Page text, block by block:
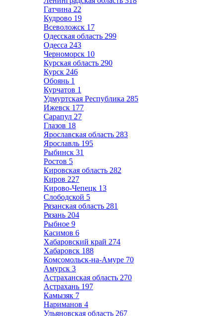
Гатчина 22
Кудрово 19
Всеволожск 17
Одесская область 299
Одесса 243
Черноморск 10
Курская область 290
Курск 246
Обоянь 1
Курчатов 1
Удмуртская Республика 285
Ижевск 177
Сарапул 27
Глазов 18
Ярославская область 283
Ярославль 195
Рыбинск 31
Ростов 5
Кировская область 282
Киров 227
Кирово-Чепецк 13
Слободской 5
Рязанская область 281
Рязань 204
Рыбное 9
Касимов 6
Хабаровский край 274
Хабаровск 188
Комсомольск-на-Амуре 70
Амурск 3
Астраханская область 270
Астрахань 197
Камызяк 7
Нариманов 4
Ульяновская область 267